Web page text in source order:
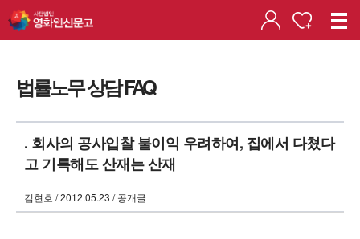
법률노무 상담 FAQ
. 회사의 공사입찰 불이익 우려하여, 집에서 다쳤다
고 기록해도 산재는 산재
김현호 / 2012.05.23 / 공개글